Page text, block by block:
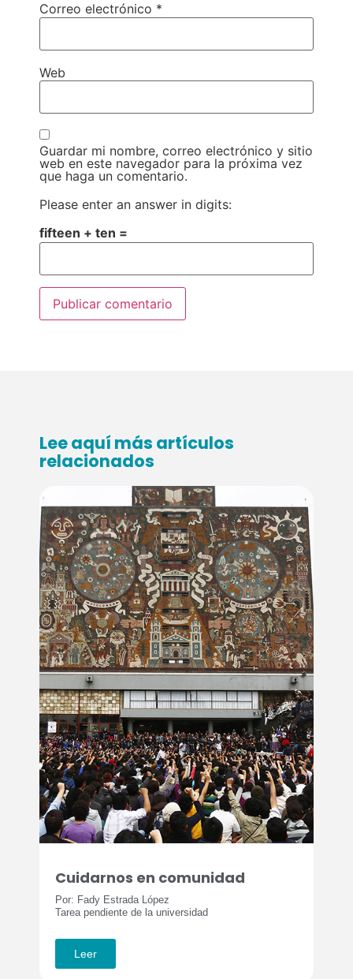
Lee aquí más artículos
relacionados
Cuidarnos en comunidad
Por: Fady Estrada López
Tarea pendiente de la universidad
Leer
Correo electrónico *
Web
Guardar mi nombre, correo electrónico y sitio
web en este navegador para la próxima vez
que haga un comentario.
Please enter an answer in digits:
fifteen + ten =